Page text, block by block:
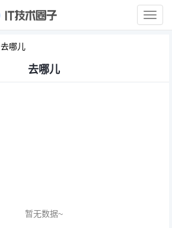
展
开
去哪儿
去哪儿
暂无数据~